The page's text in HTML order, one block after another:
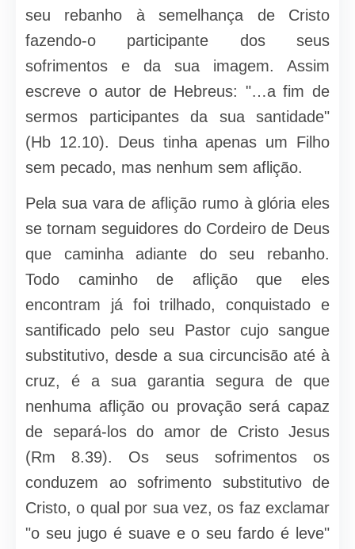
seu rebanho à semelhança de Cristo
fazendo-o participante dos seus
sofrimentos e da sua imagem. Assim
escreve o autor de Hebreus: "…a fim de
sermos participantes da sua santidade"
(Hb 12.10). Deus tinha apenas um Filho
sem pecado, mas nenhum sem aflição.
Pela sua vara de aflição rumo à glória eles
se tornam seguidores do Cordeiro de Deus
que caminha adiante do seu rebanho.
Todo caminho de aflição que eles
encontram já foi trilhado, conquistado e
santificado pelo seu Pastor cujo sangue
substitutivo, desde a sua circuncisão até à
cruz, é a sua garantia segura de que
nenhuma aflição ou provação será capaz
de separá-los do amor de Cristo Jesus
(Rm 8.39). Os seus sofrimentos os
conduzem ao sofrimento substitutivo de
Cristo, o qual por sua vez, os faz exclamar
"o seu jugo é suave e o seu fardo é leve"